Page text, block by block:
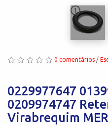
1
0 comentários /
0229977647
0209974747
Virabrequim